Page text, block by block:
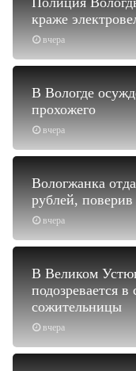
вчера
краже
вчера
В Вологде
прохожего
вчера
Вологжанка
рублей,
вчера
В Великом
подозревается
сожительницы